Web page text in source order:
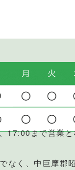
17:00まで営業と
なく、中巨摩郡